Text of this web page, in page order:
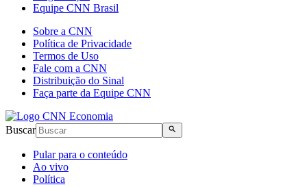
Equipe CNN Brasil
Sobre a CNN
Política de Privacidade
Termos de Uso
Fale com a CNN
Distribuição do Sinal
Faça parte da Equipe CNN
Buscar
Pular para o conteúdo
Ao vivo
Política